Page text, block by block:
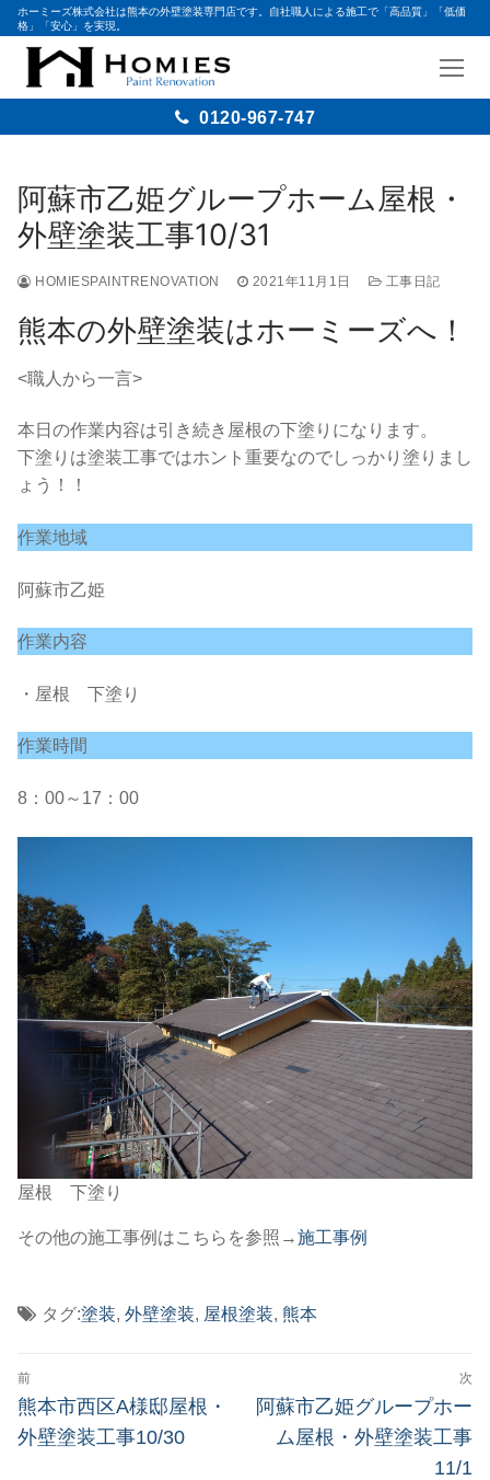
ホーミーズ株式会社は熊本の外壁塗装専門店です。自社職人による施工で「高品質」「低価
格」「安心」を実現。
0120-967-747
阿蘇市乙姫グループホーム屋根・
外壁塗装工事10/31
HOMIESPAINTRENOVATION 2021年11月1日 工事日記
熊本の外壁塗装はホーミーズへ！
<職人から一言>
本日の作業内容は引き続き屋根の下塗りになります。
下塗りは塗装工事ではホント重要なのでしっかり塗りまし
ょう！！
作業地域
阿蘇市乙姫
作業内容
・屋根 下塗り
作業時間
8：00～17：00
屋根 下塗り
その他の施工事例はこちらを参照→施工事例
タグ:塗装, 外壁塗装, 屋根塗装, 熊本
投
稿
ナ
前
前
の
熊本市西区A様邸屋根・
外壁塗装工事10/30
次
次
阿蘇市乙姫グループホー
ム屋根・外壁塗装工事
11/1